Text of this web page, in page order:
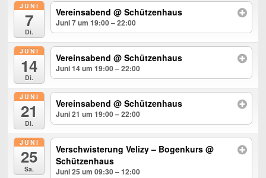
JUNI
7
Di.
Vereinsabend @ Schützenhaus
Juni 7 um 19:00 – 22:00
JUNI
14
Di.
Vereinsabend @ Schützenhaus
Juni 14 um 19:00 – 22:00
JUNI
21
Di.
Vereinsabend @ Schützenhaus
Juni 21 um 19:00 – 22:00
JUNI
25
Sa.
Verschwisterung Velizy – Bogenkurs @
Schützenhaus
Juni 25 um 09:30 – 12:00